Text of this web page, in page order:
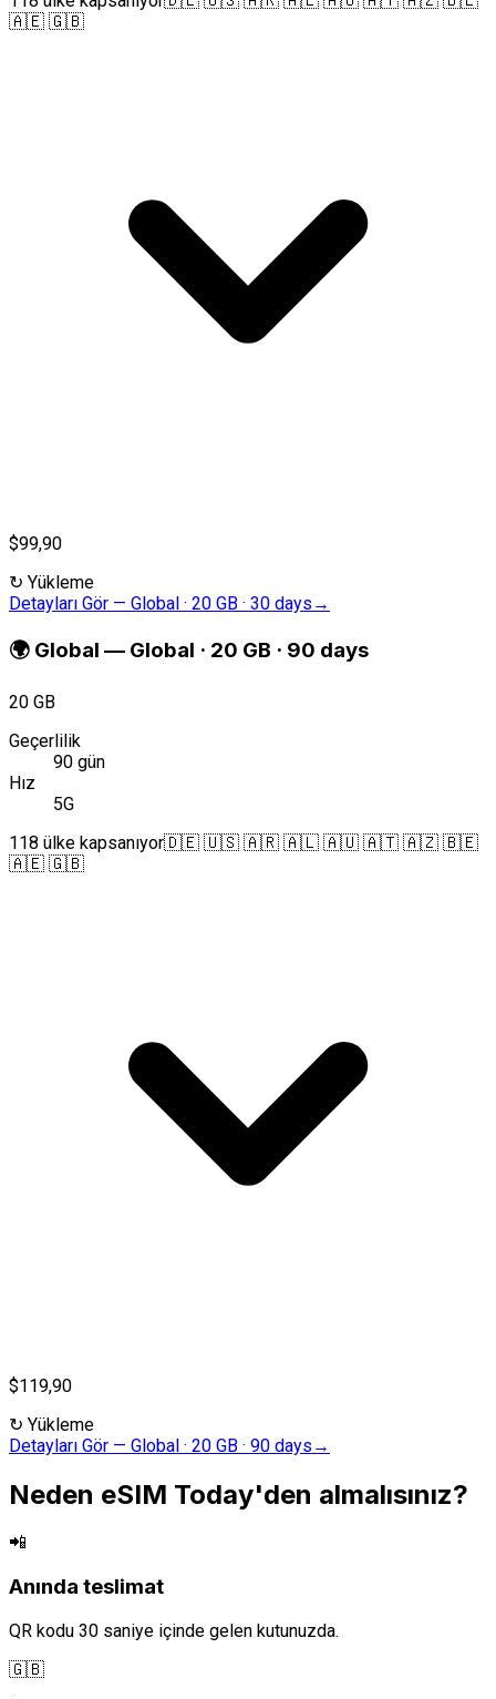
🇦🇪 🇬🇧
$99,90
↻ Yükleme
Detayları Gör — Global · 20 GB · 30 days →
🌍 Global — Global · 20 GB · 90 days
20 GB
Geçerlilik
90 gün
Hız
5G
118 ülke kapsanıyor🇩🇪 🇺🇸 🇦🇷 🇦🇱 🇦🇺 🇦🇹 🇦🇿 🇧🇪
🇦🇪 🇬🇧
$119,90
↻ Yükleme
Detayları Gör — Global · 20 GB · 90 days →
Neden eSIM Today'den almalısınız?
📲
Anında teslimat
QR kodu 30 saniye içinde gelen kutunuzda.
🇬🇧